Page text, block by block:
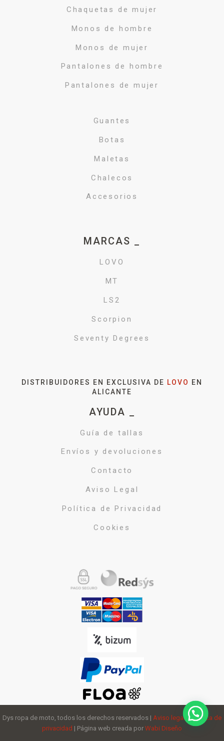
Chaquetas de mujer
Monos de hombre
Monos de mujer
Pantalones de hombre
Pantalones de mujer
Guantes
Botas
Maletas
Chalecos
Accesorios
MARCAS _
LOVO
MT
LS2
Scorpion
Seventy Degrees
DISTRIBUIDORES EN EXCLUSIVA DE LOVO EN
ALICANTE
AYUDA _
Guía de tallas
Envíos y devoluciones
Contacto
Aviso Legal
Política de Privacidad
Cookies
Dys ropa de moto, todos los derechos reservados | Aviso legal ypolítica de
privacidad | Página web creada por Wabi Diseño